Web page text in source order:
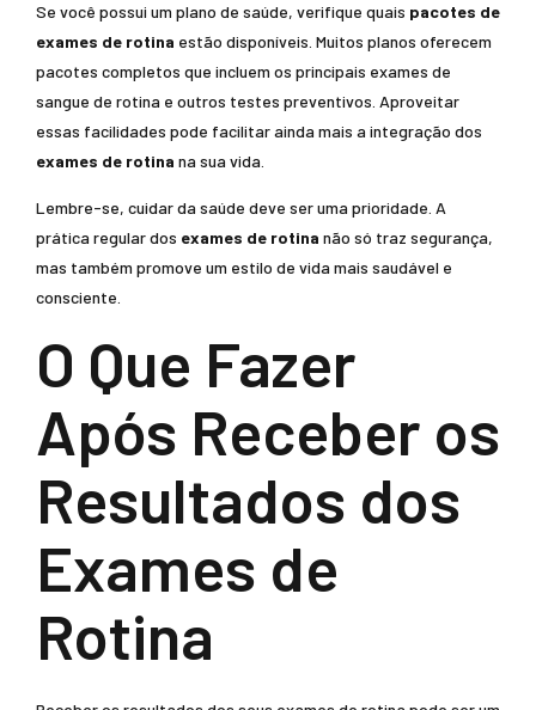
Se você possui um plano de saúde, verifique quais pacotes de
exames de rotina estão disponíveis. Muitos planos oferecem
pacotes completos que incluem os principais exames de
sangue de rotina e outros testes preventivos. Aproveitar
essas facilidades pode facilitar ainda mais a integração dos
exames de rotina na sua vida.
Lembre-se, cuidar da saúde deve ser uma prioridade. A
prática regular dos exames de rotina não só traz segurança,
mas também promove um estilo de vida mais saudável e
consciente.
O Que Fazer
Após Receber os
Resultados dos
Exames de
Rotina